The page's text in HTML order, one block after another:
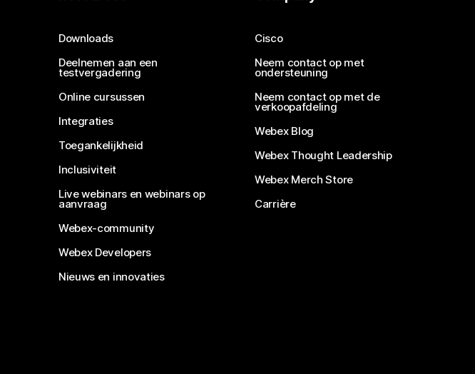
Downloads
Deelnemen aan een
testvergadering
Online cursussen
Integraties
Toegankelijkheid
Inclusiviteit
Live webinars en webinars op
aanvraag
Webex-community
Webex Developers
Nieuws en innovaties
Cisco
Neem contact op met
ondersteuning
Neem contact op met de
verkoopafdeling
Webex Blog
Webex Thought Leadership
Webex Merch Store
Carrière